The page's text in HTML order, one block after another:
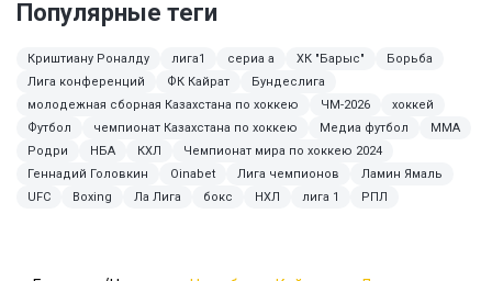
Популярные теги
Криштиану Роналду лига1 сериа а ХК "Барыс"
Борьба
Лига конференций
ФК Кайрат
Бундеслига
молодежная сборная Казахстана по хоккею
ЧМ-2026
хоккей
Футбол
чемпионат Казахстана по хоккею Медиа футбол
MMA
Родри
НБА КХЛ
Чемпионат мира по хоккею 2024
Геннадий Головкин
Oinabet Лига чемпионов
Ламин Ямаль
UFC
Boxing Ла Лига бокс НХЛ лига 1 РПЛ